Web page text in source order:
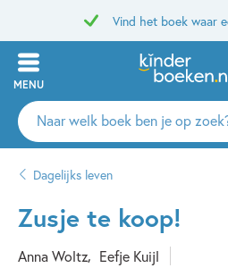
Vind het boek waar
MENU
Zoeken
naar
auteurs
uitgevers
Dagelijks leven
Zusje te koop!
Anna Woltz Eefje Kuijl